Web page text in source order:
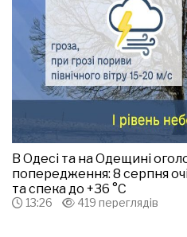
В Одесі та на Одещині
попередження: 8 серпня
та спека до +36 °С
13:26 419 переглядів